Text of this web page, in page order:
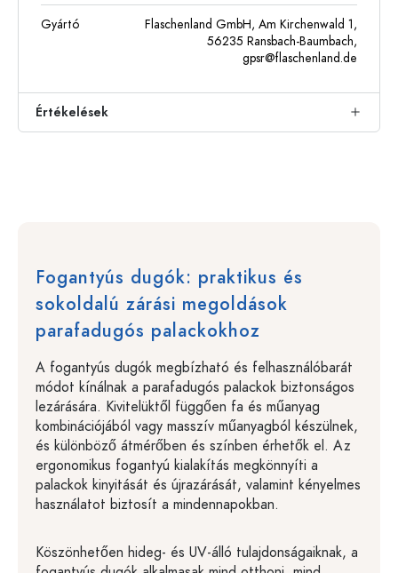
Gyártó
Flaschenland GmbH, Am Kirchenwald 1,
56235 Ransbach-Baumbach,
gpsr@flaschenland.de
Értékelések
Fogantyús dugók: praktikus és
sokoldalú zárási megoldások
parafadugós palackokhoz
A fogantyús dugók megbízható és felhasználóbarát
módot kínálnak a parafadugós palackok biztonságos
lezárására. Kivitelüktől függően fa és műanyag
kombinációjából vagy masszív műanyagból készülnek,
és különböző átmérőben és színben érhetők el. Az
ergonomikus fogantyú kialakítás megkönnyíti a
palackok kinyitását és újrazárását, valamint kényelmes
használatot biztosít a mindennapokban.
Köszönhetően hideg- és UV-álló tulajdonságaiknak, a